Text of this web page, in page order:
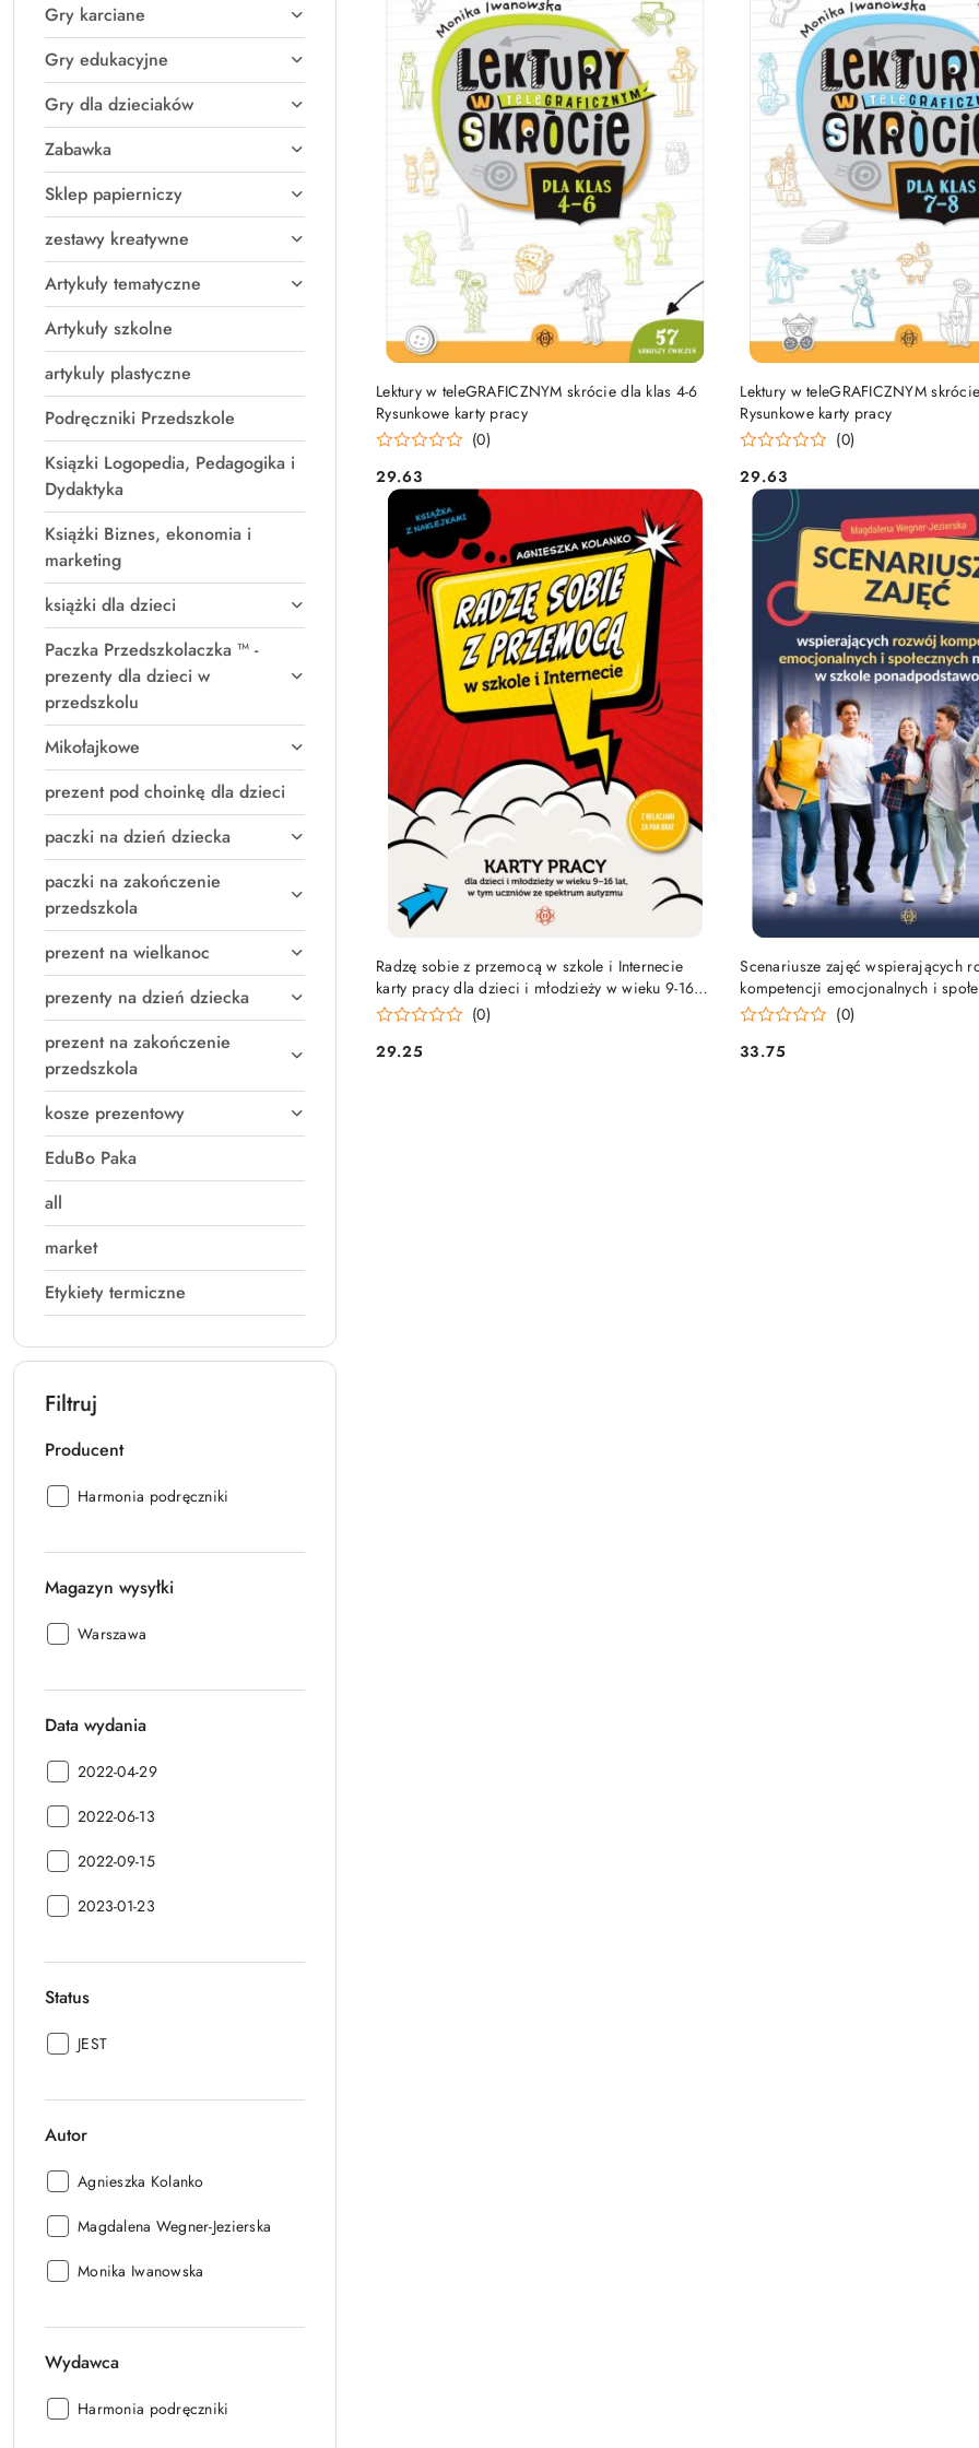
Gry karciane
Gry edukacyjne
Gry dla dzieciaków
Zabawka
Sklep papierniczy
zestawy kreatywne
Artykuły tematyczne
Artykuły szkolne
artykuly plastyczne
Podręczniki Przedszkole
Ksiązki Logopedia, Pedagogika i
Dydaktyka
Książki Biznes, ekonomia i
marketing
książki dla dzieci
Paczka Przedszkolaczka ™ -
prezenty dla dzieci w
przedszkolu
Mikołajkowe
prezent pod choinkę dla dzieci
paczki na dzień dziecka
paczki na zakończenie
przedszkola
prezent na wielkanoc
prezenty na dzień dziecka
prezent na zakończenie
przedszkola
kosze prezentowy
EduBo Paka
all
market
Etykiety termiczne
Filtruj
Producent
Producent:
Harmonia podręczniki
Magazyn wysyłki
Magazyn
Warszawa
Data wydania
Data
2022-04-29
Data
2022-06-13
Data
2022-09-15
Data
2023-01-23
Status
Status:
JEST
Autor
Autor:
Agnieszka Kolanko
Autor:
Magdalena Wegner-Jezierska
Autor:
Monika Iwanowska
Wydawca
Wydawca:
Harmonia podręczniki
Lektury w teleGRAFICZNYM skrócie dla klas 4-6
Rysunkowe karty pracy
(0)
Cena:
29.63
PRODUKT NIEDOSTĘPNY
Lektury w teleGRAFICZNYM
Rysunkowe karty pracy
(0)
Cena:
29.63
PRODUKT
Radzę sobie z przemocą w szkole i Internecie
karty pracy dla dzieci i młodzieży w wieku 9-16
lat, w tym uczniów ze spektrum auty
(0)
Cena:
29.25
PRODUKT NIEDOSTĘPNY
Scenariusze zajęć wspierających
kompetencji emocjonalnych i
młodzieży w szkole
(0)
Cena:
33.75
PRODUKT